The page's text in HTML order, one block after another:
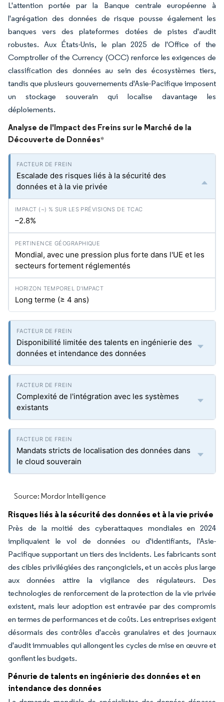
L'attention portée par la Banque centrale européenne à
l'agrégation des données de risque pousse également les
banques vers des plateformes dotées de pistes d'audit
robustes. Aux États-Unis, le plan 2025 de l'Office of the
Comptroller of the Currency (OCC) renforce les exigences de
classification des données au sein des écosystèmes tiers,
tandis que plusieurs gouvernements d'Asie-Pacifique imposent
un stockage souverain qui localise davantage les
déploiements.
Analyse de l'Impact des Freins sur le Marché de la
Découverte de Données*
Escalade des risques liés à la sécurité des
données et à la vie privée
–2.8%
Mondial, avec une pression plus forte dans l'UE et les
secteurs fortement réglementés
Long terme (≥ 4 ans)
Disponibilité limitée des talents en ingénierie des
données et intendance des données
Complexité de l'intégration avec les systèmes
existants
Mandats stricts de localisation des données dans
le cloud souverain
Source: Mordor Intelligence
Risques liés à la sécurité des données et à la vie privée
Près de la moitié des cyberattaques mondiales en 2024
impliquaient le vol de données ou d'identifiants, l'Asie-
Pacifique supportant un tiers des incidents. Les fabricants sont
des cibles privilégiées des rançongiciels, et un accès plus large
aux données attire la vigilance des régulateurs. Des
technologies de renforcement de la protection de la vie privée
existent, mais leur adoption est entravée par des compromis
en termes de performances et de coûts. Les entreprises exigent
désormais des contrôles d'accès granulaires et des journaux
d'audit immuables qui allongent les cycles de mise en œuvre et
gonflent les budgets.
Pénurie de talents en ingénierie des données et en
intendance des données